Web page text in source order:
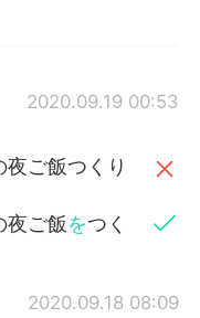
2020.09.19 00:53
ご飯つくり
ご飯をつく
2020.09.18 08:09